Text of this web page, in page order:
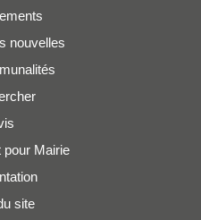
nouvelles
pour Mairie
site